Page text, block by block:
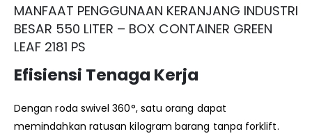
MANFAAT PENGGUNAAN KERANJANG INDUSTRI
BESAR 550 LITER – BOX CONTAINER GREEN
LEAF 2181 PS
Efisiensi Tenaga Kerja
Dengan roda swivel 360°, satu orang dapat
memindahkan ratusan kilogram barang tanpa forklift.